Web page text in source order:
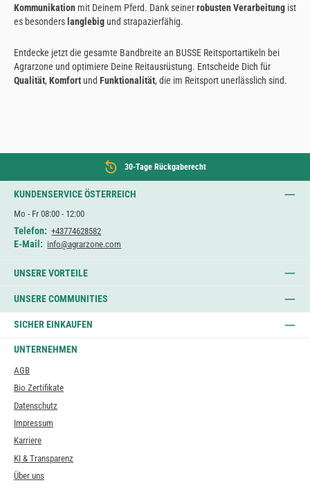
Kommunikation mit Deinem Pferd. Dank seinerrobusten Verarbeitung ist
es besonders langlebig und strapazierfähig.
Entdecke jetzt die gesamte Bandbreite an BUSSE Reitsportartikeln bei
Agrarzone und optimiere Deine Reitausrüstung. Entscheide Dich für
Qualität, Komfort und Funktionalität, die im Reitsport unerlässlich sind.
30-Tage Rückgaberecht
KUNDENSERVICE ÖSTERREICH
Mo - Fr 08:00 - 12:00
Telefon: +43774628582
E-Mail: info@agrarzone.com
UNSERE VORTEILE
UNSERE COMMUNITIES
SICHER EINKAUFEN
UNTERNEHMEN
AGB
Bio Zertifikate
Datenschutz
Impressum
Karriere
KI & Transparenz
Über uns